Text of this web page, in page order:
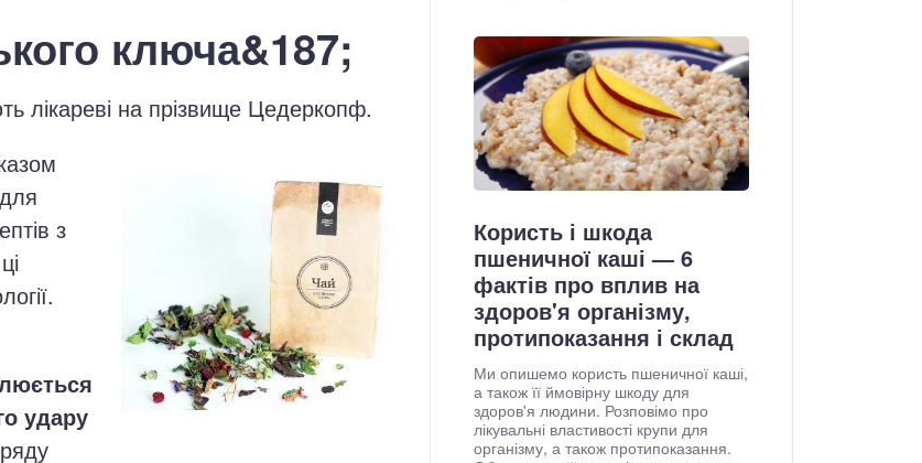
ключа&187;
лікареві на прізвище Цедеркопф.
з
удару
Користь і шкода
пшеничної каші — 6
фактів про вплив на
здоров'я організму,
протипоказання і склад
Ми опишемо користь пшеничної каші,
а також її ймовірну шкоду для
здоров'я людини. Розповімо про
лікувальні властивості крупи для
організму, а також протипоказання.